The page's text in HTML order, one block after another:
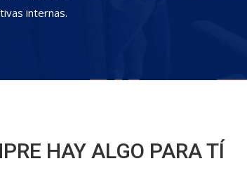
internas.
HAY ALGO PARA TÍ